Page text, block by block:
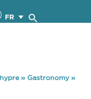
FR
» Gastronomy»